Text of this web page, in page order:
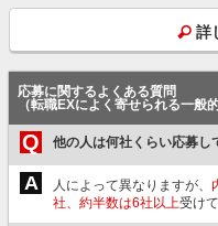
詳
応募に関するよくある質問
（転職EXによく寄せられる一般
Q 他の人は何社くらい応募し
A 人によって異なりますが、
社、約半数は6社以上受け